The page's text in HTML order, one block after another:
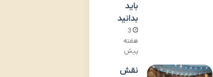
باید
بدانید
3
هفته
پیش
نقش